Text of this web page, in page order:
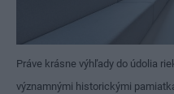
Práve krásne výhľady do údolia
významnými historickými